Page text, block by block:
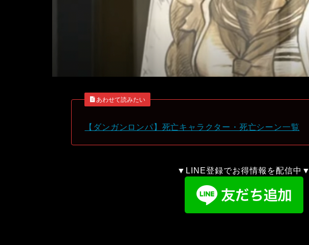
あわせて読みたい
【ダンガンロンパ】死亡キャラクター・死亡シーン一覧
▼LINE登録でお得情報を配信中▼